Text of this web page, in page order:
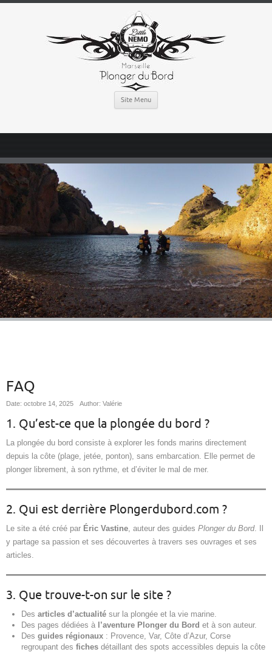
Site Menu
FAQ
Date: octobre 14, 2025 Author: Valérie
1. Qu’est-ce que la plongée du bord ?
La plongée du bord consiste à explorer les fonds marins directement
depuis la côte (plage, jetée, ponton), sans embarcation. Elle permet de
plonger librement, à son rythme, et d’éviter le mal de mer.
2. Qui est derrière Plongerdubord.com ?
Le site a été créé par Éric Vastine , auteur des guides Plonger du Bord. Il
y partage sa passion et ses découvertes à travers ses ouvrages et ses
articles.
3. Que trouve-t-on sur le site ?
Des articles d’actualité sur la plongée et la vie marine.
Des pages dédiées à l’aventure Plonger du Bord et à son auteur.
Des guides régionaux : Provence, Var, Côte d’Azur, Corse
regroupant des fiches détaillant des spots accessibles depuis la côte